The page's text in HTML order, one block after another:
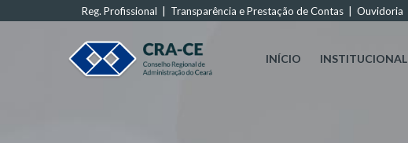
Reg. Profissional Transparência e Prestação de Contas Ouvidoria
INÍCIO INSTITUCIONAL